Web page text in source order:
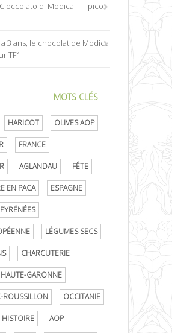
di Modica – Tipico
3 ans, le chocolat de Modica
TF1
MOTS CLÉS
HARICOT OLIVES AOP
FRANCE
AGLANDAU FÊTE
EN PACA ESPAGNE
LÉGUMES SECS
CHARCUTERIE
HAUTE-GARONNE
ROUSSILLON OCCITANIE
HISTOIRE AOP